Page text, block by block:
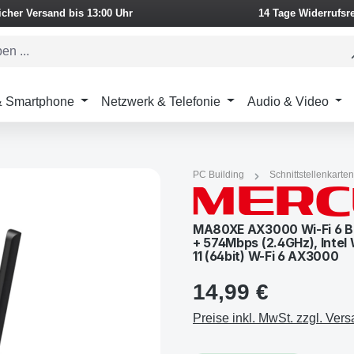
Versand bis 13:00 Uhr 14 Tage
Smartphone Netzwerk & Telefonie Audio & Video
PC Building Schnittstellenkarten
MA80XE AX3000 Wi-Fi 6
+ 574Mbps (2.4GHz), Intel
11 (64bit) W-Fi 6 AX3000
14,99 €
Preise inkl. MwSt. zzgl.